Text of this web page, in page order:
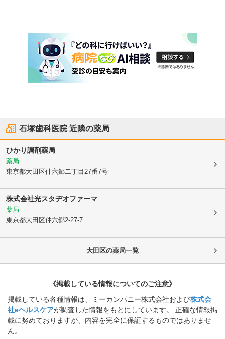
石塚歯科医院近隣の薬局
ひかり調剤薬局
薬局
東京都大田区仲六郷二丁目27番7号
株式会社光スタヂオファーマ
薬局
東京都大田区仲六郷2-27-7
大田区の薬局一覧
《掲載している情報についてのご注意》
掲載している各種情報は、ミーカンパニー株式会社および株式会
社eヘルスケアが調査した情報をもとにしています。 正確な情報掲
載に努めておりますが、内容を完全に保証するものではありませ
ん。